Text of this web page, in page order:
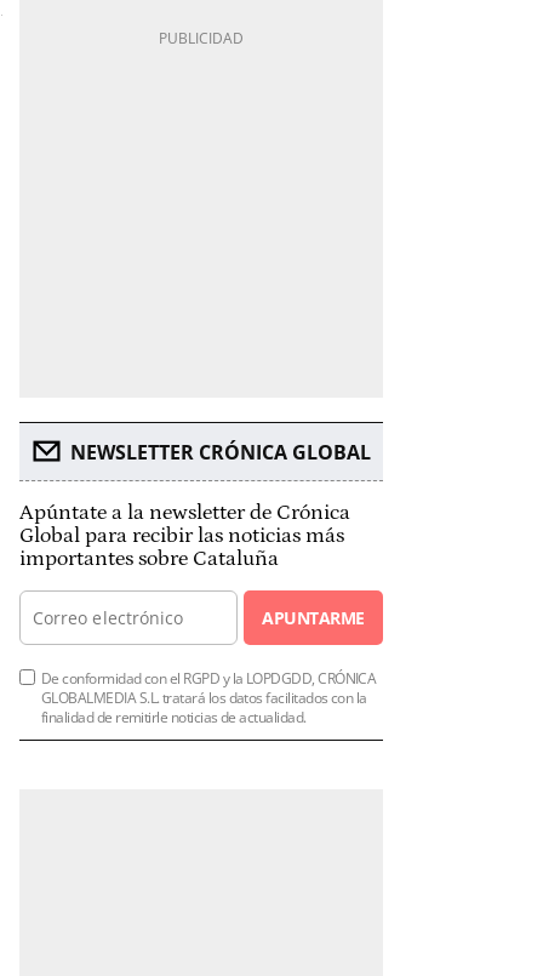
NEWSLETTER CRÓNICA GLOBAL
Apúntate a la newsletter de Crónica
Global para recibir las noticias más
importantes sobre Cataluña
APUNTARME
De conformidad con el RGPD y la LOPDGDD, CRÓNICA
GLOBALMEDIA S.L. tratará los datos facilitados con la
finalidad de remitirle noticias de actualidad.